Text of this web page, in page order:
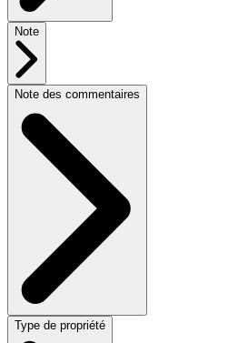
Note
Note des commentaires
Type de propriété